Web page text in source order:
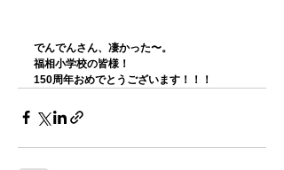
でんでんさん、凄かった〜。
福相小学校の皆様！
150周年おめでとうございます！！！